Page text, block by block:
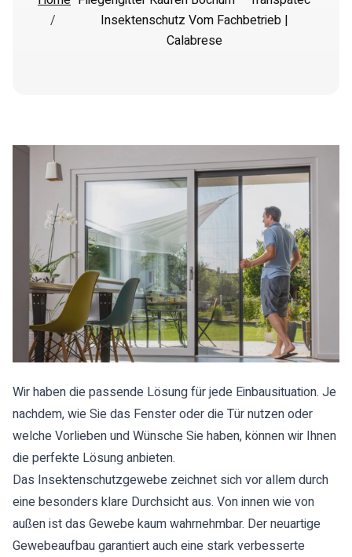
/
Insektenschutz Vom Fachbetrieb |
Calabrese
Wir haben die passende Lösung für jede Einbausituation. Je
nachdem, wie Sie das Fenster oder die Tür nutzen oder
welche Vorlieben und Wünsche Sie haben, können wir Ihnen
die perfekte Lösung anbieten.
Das Insektenschutzgewebe zeichnet sich vor allem durch
eine besonders klare Durchsicht aus. Von innen wie von
außen ist das Gewebe kaum wahrnehmbar. Der neuartige
Gewebeaufbau garantiert auch eine stark verbesserte